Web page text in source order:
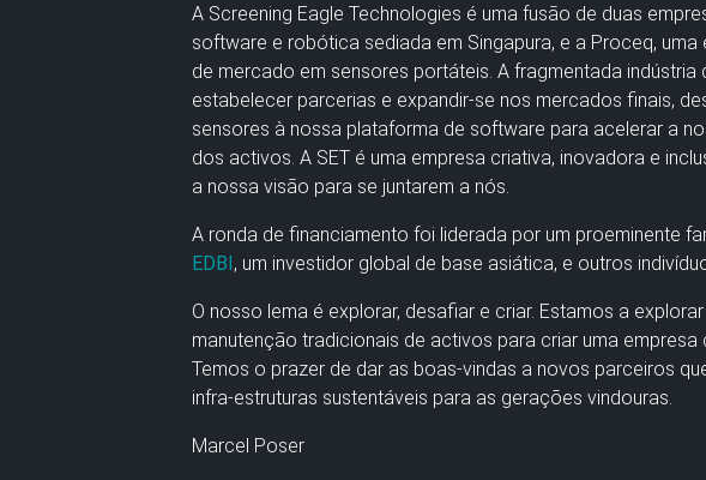
A Screening Eagle Technologies é uma fusão de duas
software e robótica sediada em Singapura, e a Proceq,
de mercado em sensores portáteis. A fragmentada
estabelecer parcerias e expandir-se nos mercados finais,
sensores à nossa plataforma de software para acelerar a
dos activos. A SET é uma empresa criativa, inovadora e
a nossa visão para se juntarem a nós.
A ronda de financiamento foi liderada por um proeminente
EDBI, um investidor global de base asiática, e outros
O nosso lema é explorar, desafiar e criar. Estamos a
manutenção tradicionais de activos para criar uma
Temos o prazer de dar as boas-vindas a novos parceiros
infra-estruturas sustentáveis para as gerações vindouras.
Marcel Poser